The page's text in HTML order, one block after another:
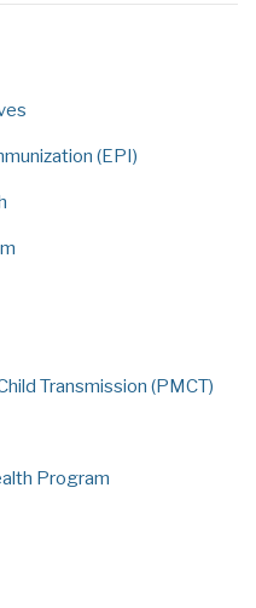
(EPI)
Transmission (PMCT)
Program